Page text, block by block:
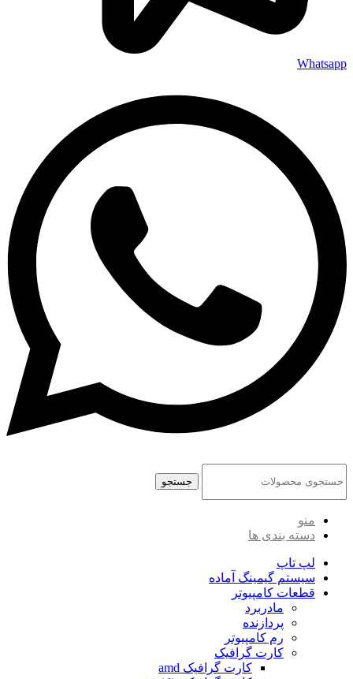
Whatsapp
جستجو
منو
دسته بندی ها
لپ تاپ
سیستم گیمینگ آماده
قطعات کامپیوتر
مادربرد
پردازنده
رم کامپیوتر
کارت گرافیک
کارت گرافیک amd